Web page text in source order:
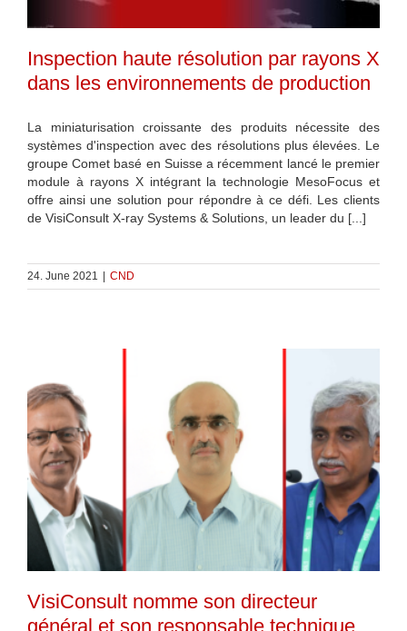
Inspection haute résolution par rayons X
dans les environnements de production
La miniaturisation croissante des produits nécessite des
systèmes d'inspection avec des résolutions plus élevées. Le
groupe Comet basé en Suisse a récemment lancé le premier
module à rayons X intégrant la technologie MesoFocus et
offre ainsi une solution pour répondre à ce défi. Les clients
de VisiConsult X-ray Systems & Solutions, un leader du [...]
24. June 2021 | CND
VisiConsult nomme son directeur
général et son responsable technique